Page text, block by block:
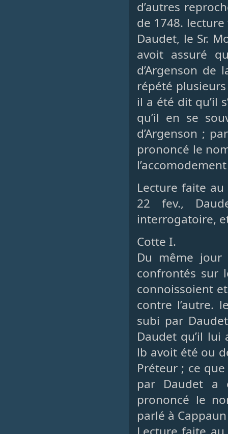
d’autres
de 1748.
Daudet, le Sr.
avoit assuré
d’Argenson
répété
il a été dit qu’il
qu’il en se
d’Argenson ;
prononcé le
Lecture faite au
22 fev.,
interrogatoire,
Cotte I.
Du même jour
confrontés sur
connoissoient
contre l’autre.
subi par
Daudet qu’il lui
lb avoit été ou
Préteur ; ce
par Daudet a
prononcé le
parlé à